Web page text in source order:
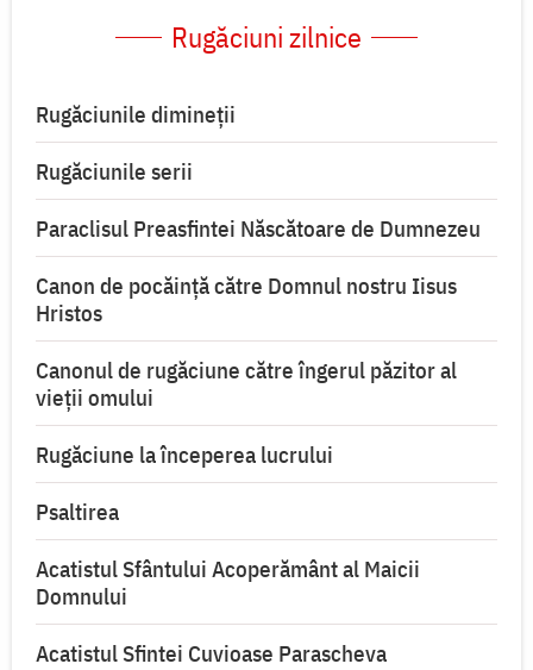
Rugăciuni zilnice
Rugăciunile dimineții
Rugăciunile serii
Paraclisul Preasfintei Născătoare de Dumnezeu
Canon de pocăință către Domnul nostru Iisus
Hristos
Canonul de rugăciune către îngerul păzitor al
vieții omului
Rugăciune la începerea lucrului
Psaltirea
Acatistul Sfântului Acoperământ al Maicii
Domnului
Acatistul Sfintei Cuvioase Parascheva